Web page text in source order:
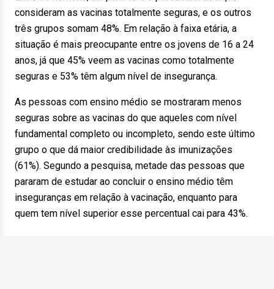
consideram as vacinas totalmente seguras, e os outros
três grupos somam 48%. Em relação à faixa etária, a
situação é mais preocupante entre os jovens de 16 a 24
anos, já que 45% veem as vacinas como totalmente
seguras e 53% têm algum nível de insegurança.
As pessoas com ensino médio se mostraram menos
seguras sobre as vacinas do que aqueles com nível
fundamental completo ou incompleto, sendo este último
grupo o que dá maior credibilidade às imunizações
(61%). Segundo a pesquisa, metade das pessoas que
pararam de estudar ao concluir o ensino médio têm
inseguranças em relação à vacinação, enquanto para
quem tem nível superior esse percentual cai para 43%.